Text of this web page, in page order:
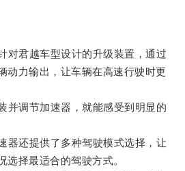
君越车型设计的升级装置，通过
动力输出，让车辆在高速行驶时更
调节加速器，就能感受到明显的
还提供了多种驾驶模式选择，让
选择最适合的驾驶方式。